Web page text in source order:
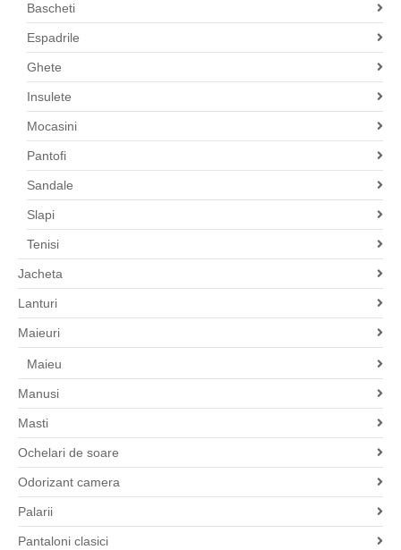
Bascheti
Espadrile
Ghete
Insulete
Mocasini
Pantofi
Sandale
Slapi
Tenisi
Jacheta
Lanturi
Maieuri
Maieu
Manusi
Masti
Ochelari de soare
Odorizant camera
Palarii
Pantaloni clasici